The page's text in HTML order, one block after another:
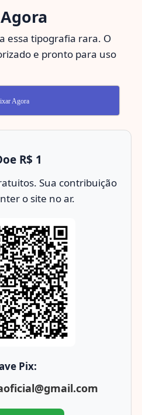
essa tipografia rara. O
e pronto para uso
Agora
R$ 1
Sua contribuição
o site no ar.
Pix: